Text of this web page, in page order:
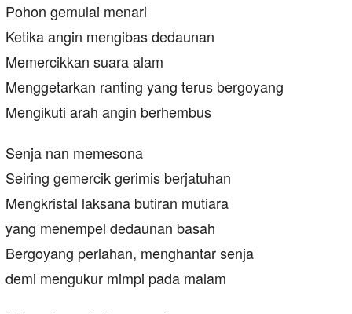
Pohon gemulai menari
Ketika angin mengibas dedaunan
Memercikkan suara alam
Menggetarkan ranting yang terus bergoyang
Mengikuti arah angin berhembus
Senja nan memesona
Seiring gemercik gerimis berjatuhan
Mengkristal laksana butiran mutiara
yang menempel dedaunan basah
Bergoyang perlahan, menghantar senja
demi mengukur mimpi pada malam